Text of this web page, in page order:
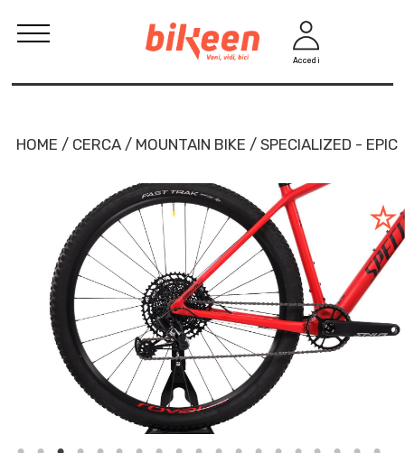
Accedi
HOME / CERCA / MOUNTAIN BIKE / SPECIALIZED - EPIC